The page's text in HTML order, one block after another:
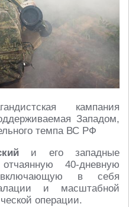
кампания
Западом,
темпа ВС РФ
и его западные
40-дневную
включающую в себя
и масштабной
операции.